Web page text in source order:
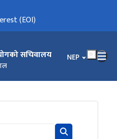
सचिवालय भाषा चयन गर्नुहोस्
NEP
(EOI)